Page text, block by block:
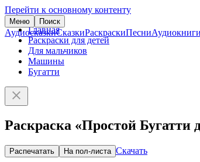
Перейти к основному контенту
Меню Поиск
АудиосказкиСказкиРаскраскиПесниАудиокниги
Главная
Раскраски для детей
Для мальчиков
Машины
Бугатти
Раскраска «Простой Бугатти
Распечатать На пол-листа Скачать